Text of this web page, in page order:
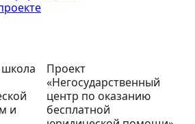
и
Проект
«Негосударственный
центр по оказанию
бесплатной